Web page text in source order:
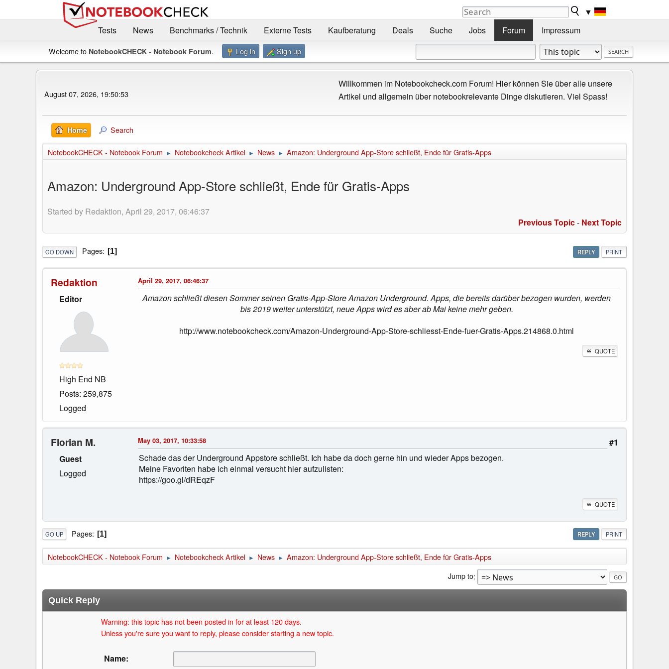
▼
Tests
News Benchmarks / Technik Externe Tests Kaufberatung Deals Suche Jobs Forum Impressum
Welcome to NotebookCHECK - Notebook Forum. Log in Sign up
August 07, 2026, 19:50:53
Willkommen im Notebookcheck.com Forum! Hier können Sie über alle unsere
Artikel und allgemein über notebookrelevante Dinge diskutieren. Viel Spass!
Home Search
NotebookCHECK - Notebook Forum ► Notebookcheck Artikel ► News ► Amazon: Underground App-Store schließt, Ende für Gratis-Apps
Amazon: Underground App-Store schließt, Ende für Gratis-Apps
Started by Redaktion, April 29, 2017, 06:46:37
Previous Topic- Next Topic
REPLY PRINT
GO DOWN Pages 1
Redaktion
Editor
High End NB
Posts: 259,875
Logged
April 29, 2017, 06:46:37
Amazon schließt diesen Sommer seinen Gratis-App-Store Amazon Underground. Apps, die bereits darüber bezogen wurden, werden
bis 2019 weiter unterstützt, neue Apps wird es aber ab Mai keine mehr geben.
http://www.notebookcheck.com/Amazon-Underground-App-Store-schliesst-Ende-fuer-Gratis-Apps.214868.0.html
QUOTE
Florian M.
Guest
Logged
#1
May 03, 2017, 10:33:58
Schade das der Underground Appstore schließt. Ich habe da doch gerne hin und wieder Apps bezogen.
Meine Favoriten habe ich einmal versucht hier aufzulisten:
https://goo.gl/dREqzF
QUOTE
REPLY PRINT
GO UP Pages 1
NotebookCHECK - Notebook Forum ► Notebookcheck Artikel ► News ► Amazon: Underground App-Store schließt, Ende für Gratis-Apps
Jump to
Quick Reply
Warning: this topic has not been posted in for at least 120 days.
Unless you're sure you want to reply, please consider starting a new topic.
Name: